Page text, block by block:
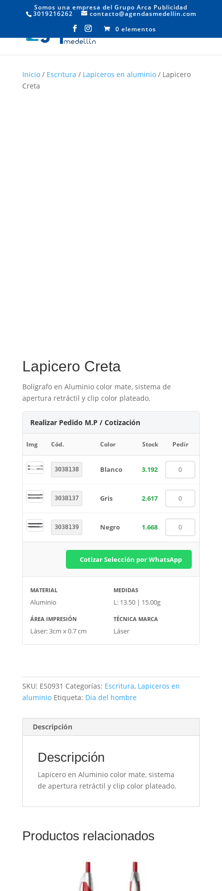
Somos una empresa del Grupo Arca Publicidad
3019216262
contacto@agendasmedellin.com
0 elementos
Inicio/ Escritura / Lapiceros en aluminio/ Lapicero
Creta
Lapicero Creta
Bolígrafo en Aluminio color mate, sistema de
apertura retráctil y clip color plateado.
Realizar Pedido M.P / Cotización
Img Cód. Color Stock Pedir
3038138 Blanco 3.192
3038137 Gris 2.617
3038139 Negro 1.668
Cotizar Selección por WhatsApp
MATERIAL
Aluminio
MEDIDAS
L: 13.50 | 15.00g
ÁREA IMPRESIÓN
Láser: 3cm x 0.7 cm
TÉCNICA MARCA
Láser
SKU: ES0931 Categorías: Escritura, Lapiceros en
aluminio Etiqueta: Dia del hombre
Descripción
Descripción
Lapicero en Aluminio color mate, sistema
de apertura retráctil y clip color plateado.
Productos relacionados